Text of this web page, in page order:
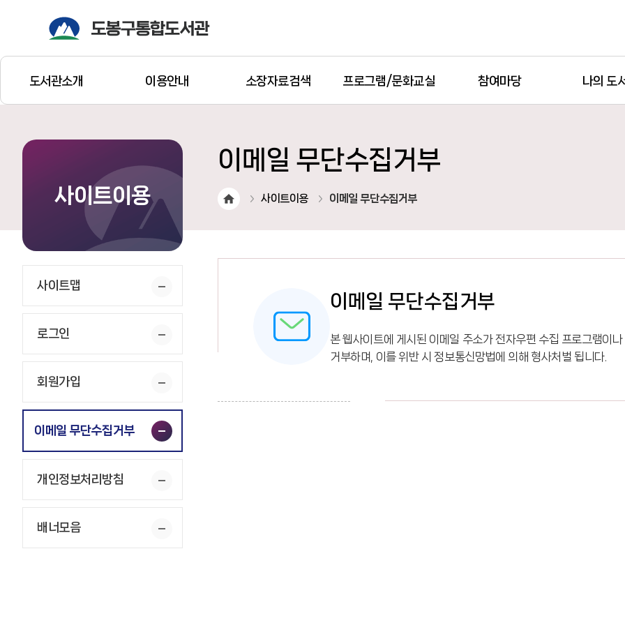
도서관소개 이용안내 소장자료검색 프로그램/문화교실 참여마당 나의 도
사이트이용
사이트맵
로그인
회원가입
이메일 무단수집거부
개인정보처리방침
배너모음
이메일 무단수집거부
사이트이용 이메일 무단수집거부
이메일 무단수집거부
본 웹사이트에 게시된 이메일 주소가 전자우편 수집 프로그램이
거부하며, 이를 위반 시 정보통신망법에 의해 형사처벌 됩니다.